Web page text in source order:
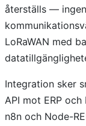
återställs —
LoRaWAN med
Integration sker
API mot ERP
n8n och Node-